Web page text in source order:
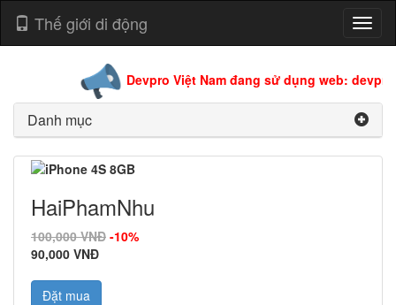
Thế giới di động
Devpro Việt Nam đang sử dụng web:
Danh mục
HaiPhamNhu
100,000 VNĐ -10%
90,000 VNĐ
Đặt mua